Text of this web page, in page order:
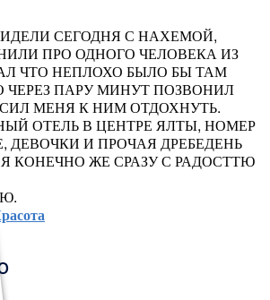
СЕГОДНЯ С НАХЕМОЙ,
ПРО ОДНОГО ЧЕЛОВЕКА ИЗ
ЧТО НЕПЛОХО БЫЛО БЫ ТАМ
ЧЕРЕЗ ПАРУ МИНУТ ПОЗВОНИЛ
МЕНЯ К НИМ ОТДОХНУТЬ.
ОТЕЛЬ В ЦЕНТРЕ ЯЛТЫ, НОМЕР
ДЕВОЧКИ И ПРОЧАЯ ДРЕБЕДЕНЬ
КОНЕЧНО ЖЕ СРАЗУ С РАДОСТТЮ